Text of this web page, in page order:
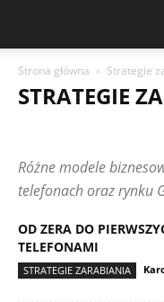
Strona główna Strategie
STRATEGIE
FLIPPING TELEFONÓW
MODELE I MARKI
RYZYKO I BEZPIECZEŃSTWO
SPRZEDAŻ I KANAŁY ZBYTU
TELEFONY REGENEROWANE
Różne modele
telefonach oraz rynku
OD ZERA DO
TELEFONAMI
STRATEGIE ZARABIANIA